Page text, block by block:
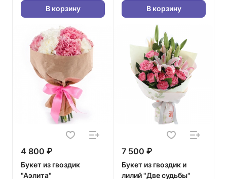
В корзину В корзину
4 800 ₽
Букет из гвоздик
"Аэлита"
7 500 ₽
Букет из гвоздик и
лилий "Две судьбы"